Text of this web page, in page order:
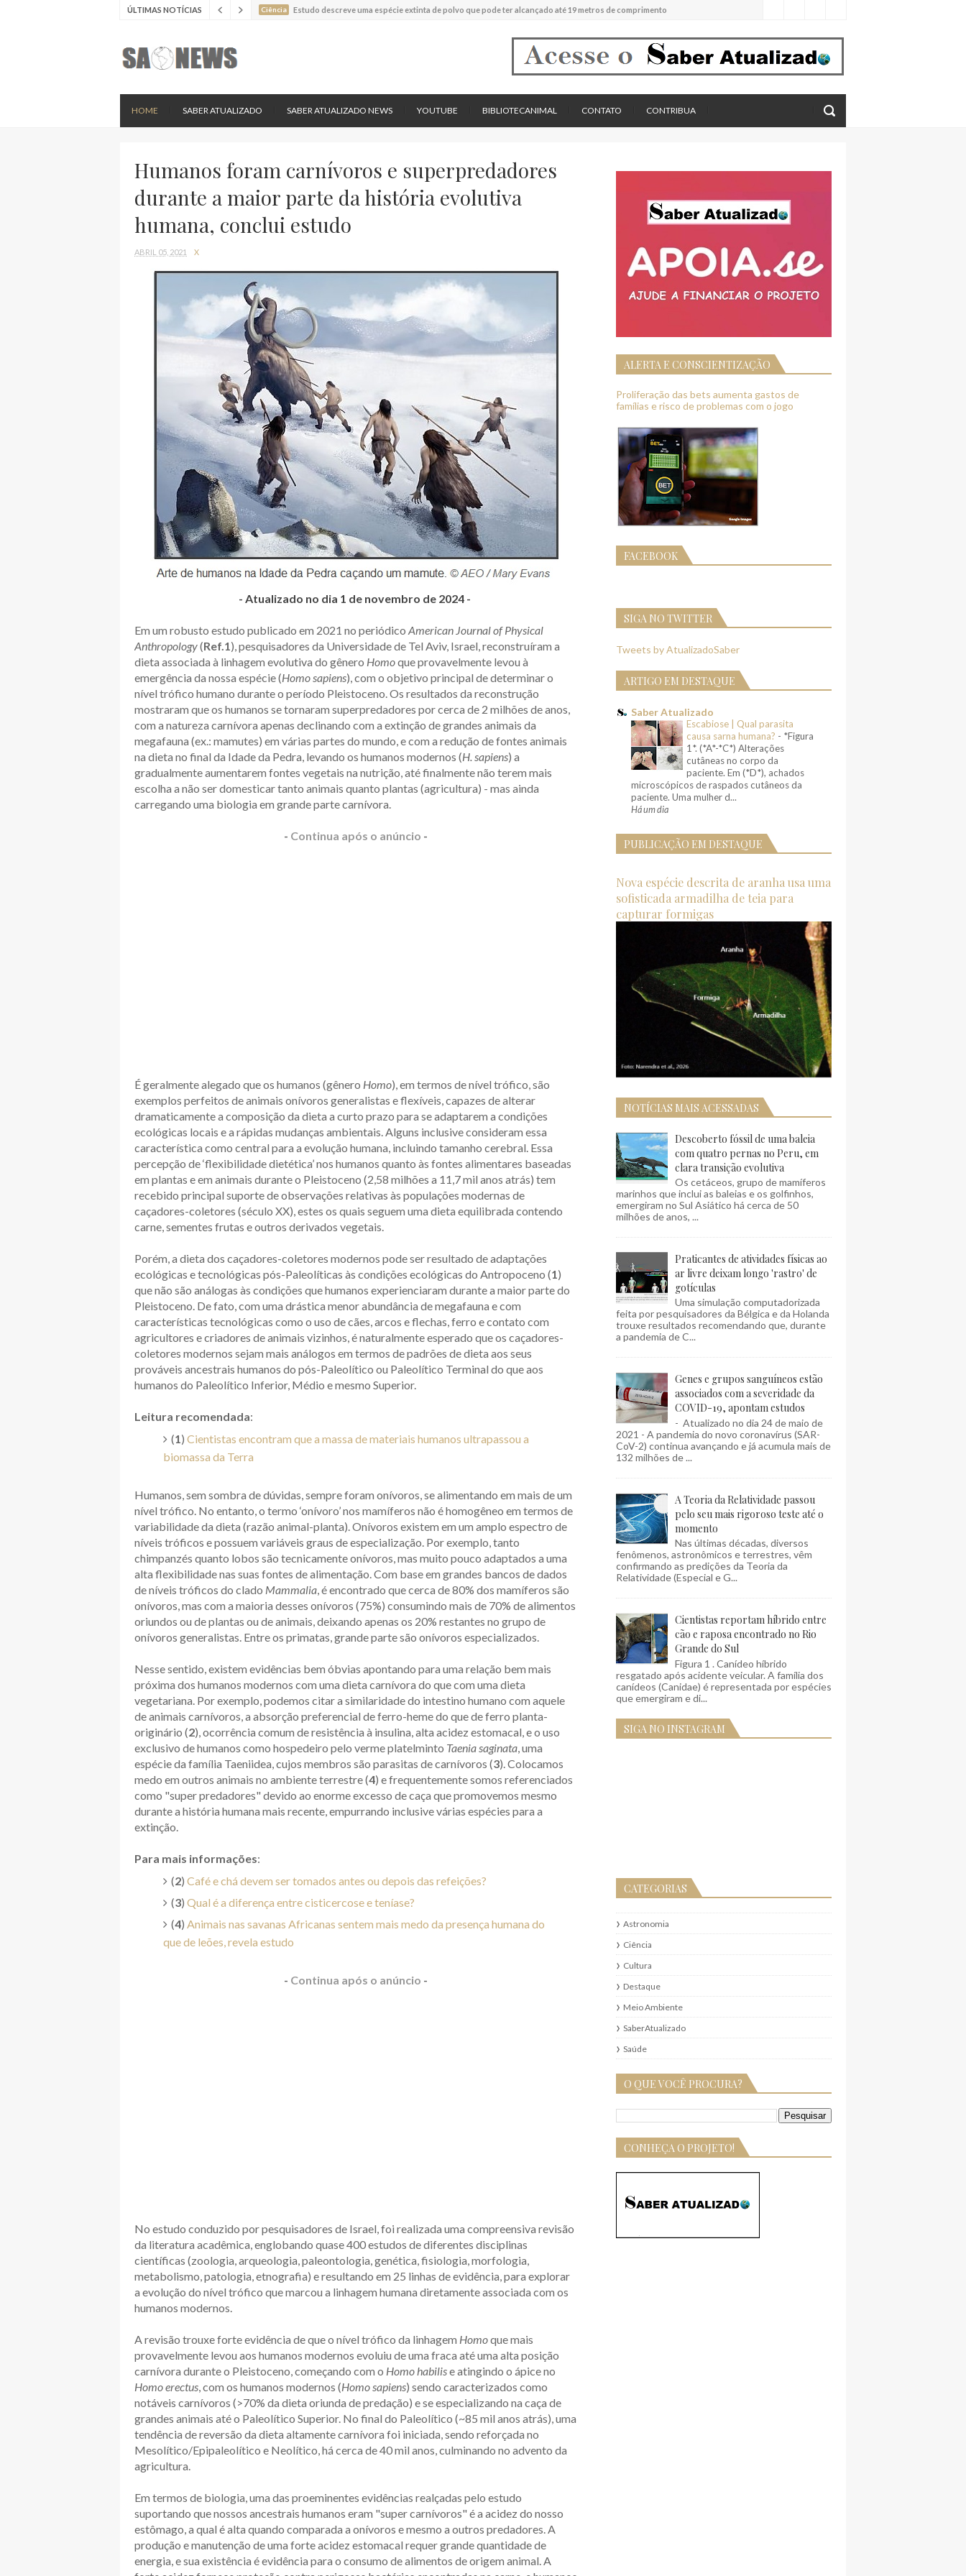
ÚLTIMAS NOTÍCIAS Ciência Estudo descreve uma espécie extinta de polvo que pode ter alcançado até 19 metros de comprimento
Estudo reportou o que parece ser a primeira "formiga limpadora" conhecida
HOME SABER ATUALIZADO SABER ATUALIZADO NEWS YOUTUBE BIBLIOTECANIMAL CONTATO CONTRIBUA
Humanos foram carnívoros e superpredadores
durante a maior parte da história evolutiva
humana, conclui estudo
ABRIL 05, 2021 X
- Atualizado no dia 1 de novembro de 2024 -
Em um robusto estudo publicado em 2021 no periódico American Journal of Physical
Anthropology(Ref.1), pesquisadores da Universidade de Tel Aviv, Israel, reconstruíram a
dieta associada à linhagem evolutiva do gênero Homoque provavelmente levou à
emergência da nossa espécie (Homo sapiens), com o objetivo principal de determinar o
nível trófico humano durante o período Pleistoceno. Os resultados da reconstrução
mostraram que os humanos se tornaram superpredadores por cerca de 2 milhões de anos,
com a natureza carnívora apenas declinando com a extinção de grandes animais da
megafauna (ex.: mamutes) em várias partes do mundo, e com a redução de fontes animais
na dieta no final da Idade da Pedra, levando os humanos modernos (H. sapiens) a
gradualmente aumentarem fontes vegetais na nutrição, até finalmente não terem mais
escolha a não ser domesticar tanto animais quanto plantas (agricultura) - mas ainda
carregando uma biologia em grande parte carnívora.
- Continua após o anúncio -
É geralmente alegado que os humanos (gênero Homo), em termos de nível trófico, são
exemplos perfeitos de animais onívoros generalistas e flexíveis, capazes de alterar
dramaticamente a composição da dieta a curto prazo para se adaptarem a condições
ecológicas locais e a rápidas mudanças ambientais. Alguns inclusive consideram essa
característica como central para a evolução humana, incluindo tamanho cerebral. Essa
percepção de ‘flexibilidade dietética’ nos humanos quanto às fontes alimentares baseadas
em plantas e em animais durante o Pleistoceno (2,58 milhões a 11,7 mil anos atrás) tem
recebido principal suporte de observações relativas às populações modernas de
caçadores-coletores (século XX), estes os quais seguem uma dieta equilibrada contendo
carne, sementes frutas e outros derivados vegetais.
Porém, a dieta dos caçadores-coletores modernos pode ser resultado de adaptações
ecológicas e tecnológicas pós-Paleolíticas às condições ecológicas do Antropoceno (1)
que não são análogas às condições que humanos experienciaram durante a maior parte do
Pleistoceno. De fato, com uma drástica menor abundância de megafauna e com
características tecnológicas como o uso de cães, arcos e flechas, ferro e contato com
agricultores e criadores de animais vizinhos, é naturalmente esperado que os caçadores-
coletores modernos sejam mais análogos em termos de padrões de dieta aos seus
prováveis ancestrais humanos do pós-Paleolítico ou Paleolítico Terminal do que aos
humanos do Paleolítico Inferior, Médio e mesmo Superior.
Leitura recomendada:
(1) Cientistas encontram que a massa de materiais humanos ultrapassou a
biomassa da Terra
Humanos, sem sombra de dúvidas, sempre foram onívoros, se alimentando em mais de um
nível trófico. No entanto, o termo ‘onívoro’ nos mamíferos não é homogêneo em termos de
variabilidade da dieta (razão animal-planta). Onívoros existem em um amplo espectro de
níveis tróficos e possuem variáveis graus de especialização. Por exemplo, tanto
chimpanzés quanto lobos são tecnicamente onívoros, mas muito pouco adaptados a uma
alta flexibilidade nas suas fontes de alimentação. Com base em grandes bancos de dados
de níveis tróficos do clado Mammalia, é encontrado que cerca de 80% dos mamíferos são
onívoros, mas com a maioria desses onívoros (75%) consumindo mais de 70% de alimentos
oriundos ou de plantas ou de animais, deixando apenas os 20% restantes no grupo de
onívoros generalistas. Entre os primatas, grande parte são onívoros especializados.
Nesse sentido, existem evidências bem óbvias apontando para uma relação bem mais
próxima dos humanos modernos com uma dieta carnívora do que com uma dieta
vegetariana. Por exemplo, podemos citar a similaridade do intestino humano com aquele
de animais carnívoros, a absorção preferencial de ferro-heme do que de ferro planta-
originário (2), ocorrência comum de resistência à insulina, alta acidez estomacal, e o uso
exclusivo de humanos como hospedeiro pelo verme platelminto Taenia saginata, uma
espécie da família Taeniidea, cujos membros são parasitas de carnívoros (3). Colocamos
medo em outros animais no ambiente terrestre (4) e frequentemente somos referenciados
como "super predadores" devido ao enorme excesso de caça que promovemos mesmo
durante a história humana mais recente, empurrando inclusive várias espécies para a
extinção.
Para mais informações:
(2) Café e chá devem ser tomados antes ou depois das refeições?
(3) Qual é a diferença entre cisticercose e teníase?
(4) Animais nas savanas Africanas sentem mais medo da presença humana do
que de leões, revela estudo
- Continua após o anúncio -
No estudo conduzido por pesquisadores de Israel, foi realizada uma compreensiva revisão
da literatura acadêmica, englobando quase 400 estudos de diferentes disciplinas
científicas (zoologia, arqueologia, paleontologia, genética, fisiologia, morfologia,
metabolismo, patologia, etnografia) e resultando em 25 linhas de evidência, para explorar
a evolução do nível trófico que marcou a linhagem humana diretamente associada com os
humanos modernos.
A revisão trouxe forte evidência de que o nível trófico da linhagem Homoque mais
provavelmente levou aos humanos modernos evoluiu de uma fraca até uma alta posição
carnívora durante o Pleistoceno, começando com o Homo habilise atingindo o ápice no
Homo erectus, com os humanos modernos (Homo sapiens) sendo caracterizados como
notáveis carnívoros (>70% da dieta oriunda de predação) e se especializando na caça de
grandes animais até o Paleolítico Superior. No final do Paleolítico (~85 mil anos atrás), uma
tendência de reversão da dieta altamente carnívora foi iniciada, sendo reforçada no
Mesolítico/Epipaleolítico e Neolítico, há cerca de 40 mil anos, culminando no advento da
agricultura.
Em termos de biologia, uma das proeminentes evidências realçadas pelo estudo
suportando que nossos ancestrais humanos eram "super carnívoros" é a acidez do nosso
estômago, a qual é alta quando comparada a onívoros e mesmo a outros predadores. A
produção e manutenção de uma forte acidez estomacal requer grande quantidade de
energia, e sua existência é evidência para o consumo de alimentos de origem animal. A
ALERTA E CONSCIENTIZAÇÃO
Proliferação das bets aumenta gastos de
famílias e risco de problemas com o jogo
FACEBOOK
SIGA NO TWITTER
Tweets by AtualizadoSaber
ARTIGO EM DESTAQUE
Saber Atualizado
Escabiose | Qual parasita
causa sarna humana? - *Figura
1*. (*A*-*C*) Alterações
cutâneas no corpo da
paciente. Em (*D*), achados
microscópicos de raspados cutâneos da
paciente. Uma mulher d...
Há um dia
PUBLICAÇÃO EM DESTAQUE
Nova espécie descrita de aranha usa uma
sofisticada armadilha de teia para
capturar formigas
NOTÍCIAS MAIS ACESSADAS
Descoberto fóssil de uma baleia
com quatro pernas no Peru, em
clara transição evolutiva
Os cetáceos, grupo de mamíferos
marinhos que inclui as baleias e os golfinhos,
emergiram no Sul Asiático há cerca de 50
milhões de anos, ...
Praticantes de atividades físicas ao
ar livre deixam longo 'rastro' de
gotículas
Uma simulação computadorizada
feita por pesquisadores da Bélgica e da Holanda
trouxe resultados recomendando que, durante
a pandemia de C...
Genes e grupos sanguíneos estão
associados com a severidade da
COVID-19, apontam estudos
- Atualizado no dia 24 de maio de
2021 - A pandemia do novo coronavírus (SAR-
CoV-2) continua avançando e já acumula mais de
132 milhões de ...
A Teoria da Relatividade passou
pelo seu mais rigoroso teste até o
momento
Nas últimas décadas, diversos
fenômenos, astronômicos e terrestres, vêm
confirmando as predições da Teoria da
Relatividade (Especial e G...
Cientistas reportam híbrido entre
cão e raposa encontrado no Rio
Grande do Sul
Figura 1 . Canídeo híbrido
resgatado após acidente veicular. A família dos
canídeos (Canidae) é representada por espécies
que emergiram e di...
SIGA NO INSTAGRAM
CATEGORIAS
Astronomia
Ciência
Cultura
Destaque
Meio Ambiente
SaberAtualizado
Saúde
O QUE VOCÊ PROCURA?
CONHEÇA O PROJETO!